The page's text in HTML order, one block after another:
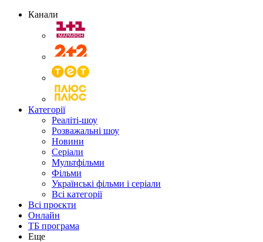
Канали
Категорії
Реаліті-шоу
Розважальні шоу
Новини
Серіали
Мультфільми
Фільми
Українські фільми і серіали
Всі категорії
Всі проєкти
Онлайн
ТБ програма
Еще